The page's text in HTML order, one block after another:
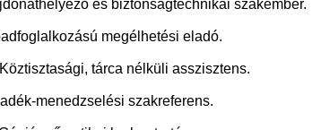
és biztonságtechnikai szakember.
megélhetési eladó.
tárca nélküli asszisztens.
menedzselési szakreferens.